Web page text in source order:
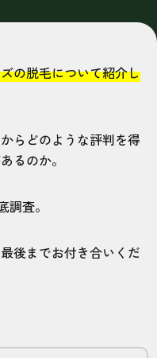
の脱毛について紹介し
らどのような評判を得
るのか。
査。
後までお付き合いくだ